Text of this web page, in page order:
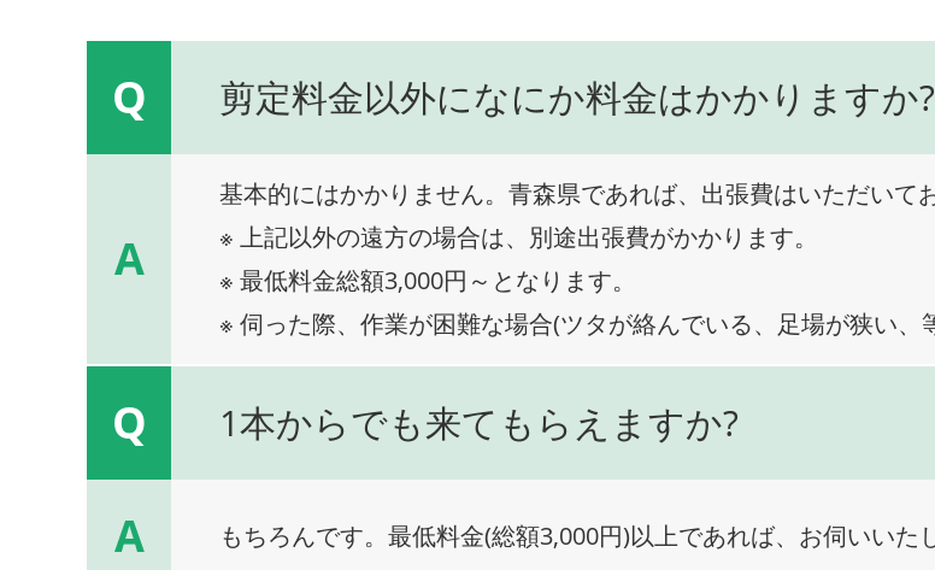
Q 剪定料金以外になにか料金はかかりますか?
A
基本的にはかかりません。青森県であれば、出張費はいただいて
※ 上記以外の遠方の場合は、別途出張費がかかります。
※ 最低料金総額3,000円～となります。
※ 伺った際、作業が困難な場合(ツタが絡んでいる、足場が狭い、
Q 1本からでも来てもらえますか?
A もちろんです。最低料金(総額3,000円)以上であれば、お伺いいた